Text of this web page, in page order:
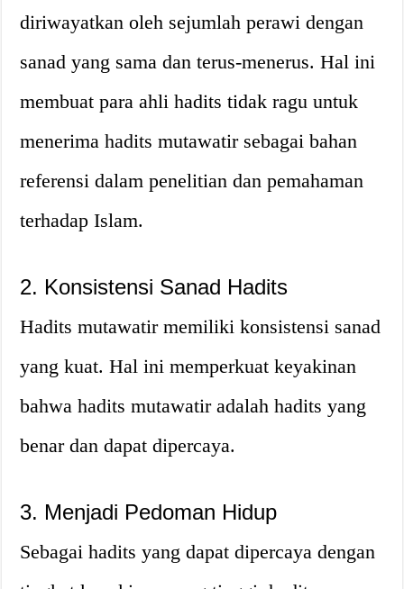
diriwayatkan oleh sejumlah perawi dengan
sanad yang sama dan terus-menerus. Hal ini
membuat para ahli hadits tidak ragu untuk
menerima hadits mutawatir sebagai bahan
referensi dalam penelitian dan pemahaman
terhadap Islam.
2. Konsistensi Sanad Hadits
Hadits mutawatir memiliki konsistensi sanad
yang kuat. Hal ini memperkuat keyakinan
bahwa hadits mutawatir adalah hadits yang
benar dan dapat dipercaya.
3. Menjadi Pedoman Hidup
Sebagai hadits yang dapat dipercaya dengan